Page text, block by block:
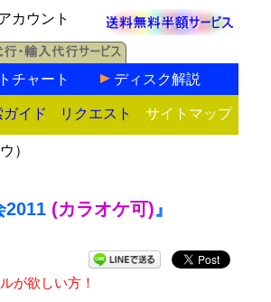
カウント
チャート ディスク解説
ガイド リクエスト サイトマップ
）
2011 (カラオケ可)』
が欲しい方！